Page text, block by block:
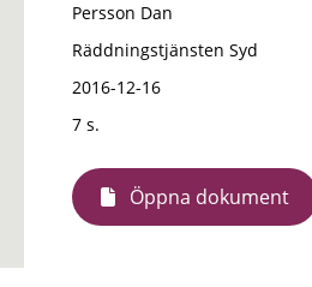
Persson Dan
Räddningstjänsten Syd
2016-12-16
7 s.
Öppna dokument